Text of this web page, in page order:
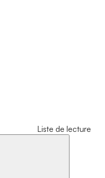
Liste de lecture